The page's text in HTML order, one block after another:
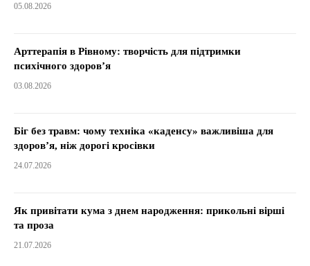
05.08.2026
Арттерапія в Рівному: творчість для підтримки
психічного здоров’я
03.08.2026
Біг без травм: чому техніка «каденсу» важливіша для
здоров’я, ніж дорогі кросівки
24.07.2026
Як привітати кума з днем народження: прикольні вірші
та проза
21.07.2026